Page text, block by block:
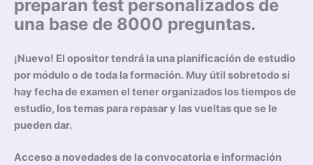
preparan test personalizados de
una base de 8000 preguntas.
¡Nuevo! El opositor tendrá la una planificación de estudio
por módulo o de toda la formación. Muy útil sobretodo si
hay fecha de examen el tener organizados los tiempos de
estudio, los temas para repasar y las vueltas que se le
pueden dar.
Acceso a novedades de la convocatoria e información